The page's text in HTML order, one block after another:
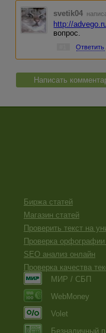
svetik04
http://
вопрос.
Ответить
Написать
Биржа статей
Магазин статей
Проверить текст на
Проверка
SEO анализ онлайн
Проверка качества
МИР / СБП
WebMoney
Volet
Безналичный